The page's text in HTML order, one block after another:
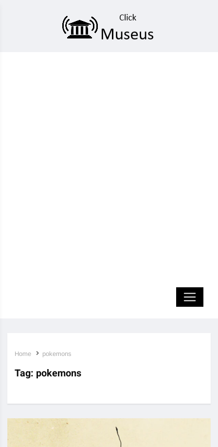
Home pokemons
Tag: pokemons